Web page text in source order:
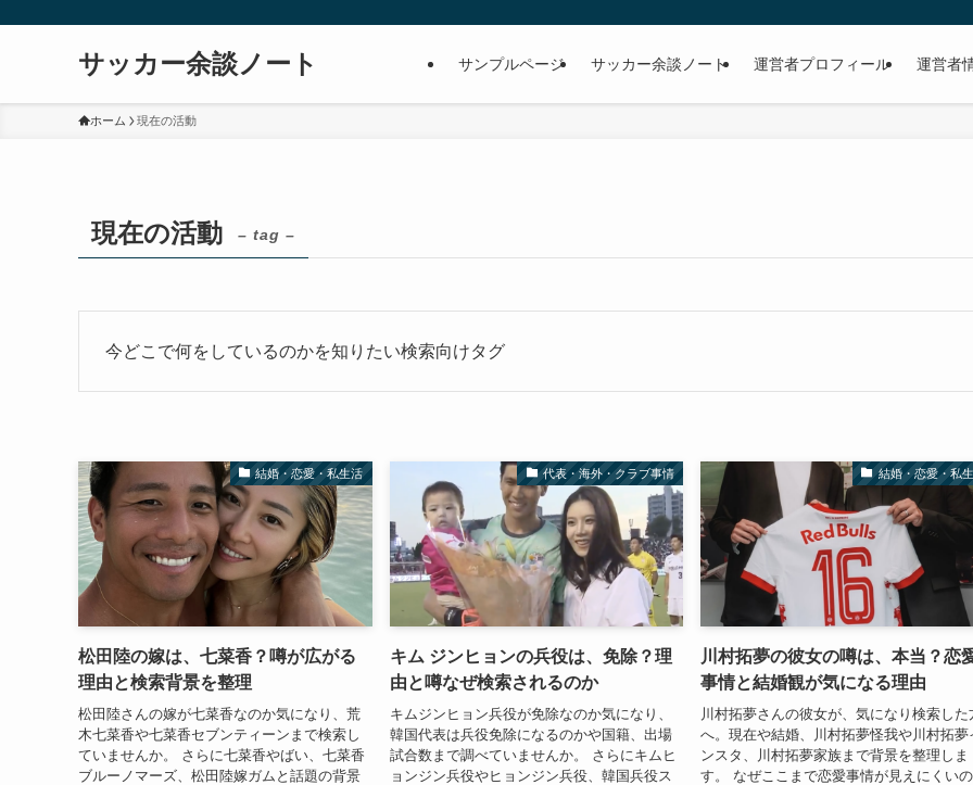
サッカー余談ノート サンプルページ サッカー余談ノート 運営者プロフィール 運営者
ホーム 現在の活動
現在の活動 – tag –
今どこで何をしているのかを知りたい検索向けタグ
結婚・恋愛・私生活
松田陸の嫁は、七菜香？噂が広がる
理由と検索背景を整理
松田陸さんの嫁が七菜香なのか気になり、荒
木七菜香や七菜香セブンティーンまで検索し
ていませんか。 さらに七菜香やばい、七菜香
ブルーノマーズ、松田陸嫁ガムと話題の背景
代表・海外・クラブ事情
キム ジンヒョンの兵役は、免除？理
由と噂なぜ検索されるのか
キムジンヒョン兵役が免除なのか気になり、
韓国代表は兵役免除になるのかや国籍、出場
試合数まで調べていませんか。 さらにキムヒ
ョンジン兵役やヒョンジン兵役、韓国兵役ス
結婚・恋愛・私
川村拓夢の彼女の噂は、本当？恋
事情と結婚観が気になる理由
川村拓夢さんの彼女が、気になり検索した
へ。現在や結婚、川村拓夢怪我や川村拓夢
ンスタ、川村拓夢家族まで背景を整理しま
す。 なぜここまで恋愛事情が見えにくいの